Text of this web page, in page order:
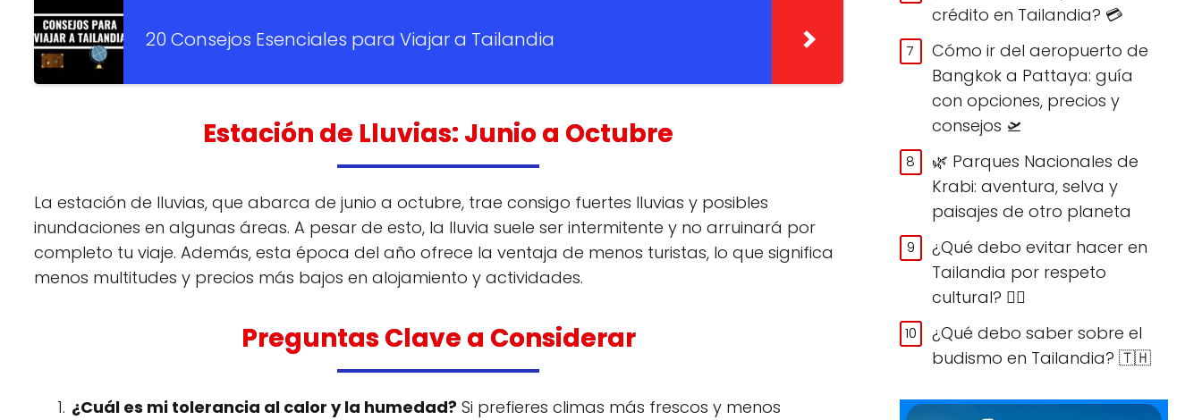
20 Consejos Esenciales para Viajar a Tailandia
Estación de Lluvias: Junio a Octubre
La estación de lluvias, que abarca de junio a octubre, trae consigo fuertes lluvias y posibles
inundaciones en algunas áreas. A pesar de esto, la lluvia suele ser intermitente y no arruinará por
completo tu viaje. Además, esta época del año ofrece la ventaja de menos turistas, lo que significa
menos multitudes y precios más bajos en alojamiento y actividades.
Preguntas Clave a Considerar
¿Cuál es mi tolerancia al calor y la humedad? Si prefieres climas más frescos y menos
crédito en Tailandia? 💳
Cómo ir del aeropuerto de
Bangkok a Pattaya: guía
con opciones, precios y
consejos 🛫
🌿 Parques Nacionales de
Krabi: aventura, selva y
paisajes de otro planeta
¿Qué debo evitar hacer en
Tailandia por respeto
cultural? 🙅‍♀️
¿Qué debo saber sobre el
budismo en Tailandia? 🇹🇭